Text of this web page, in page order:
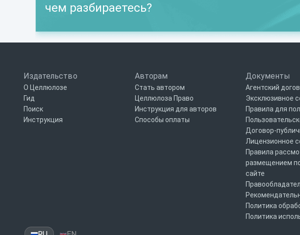
чем разбираетесь?
Издательство
О Целлюлозе
Гид
Поиск
Инструкция
Авторам
Стать автором
Целлюлоза Право
Инструкция для авторов
Способы оплаты
Документы
Агентский
Эксклюзивное
Правила для
Договор-
Лицензионное
Правила
размещением
сайте
Политика
Политика